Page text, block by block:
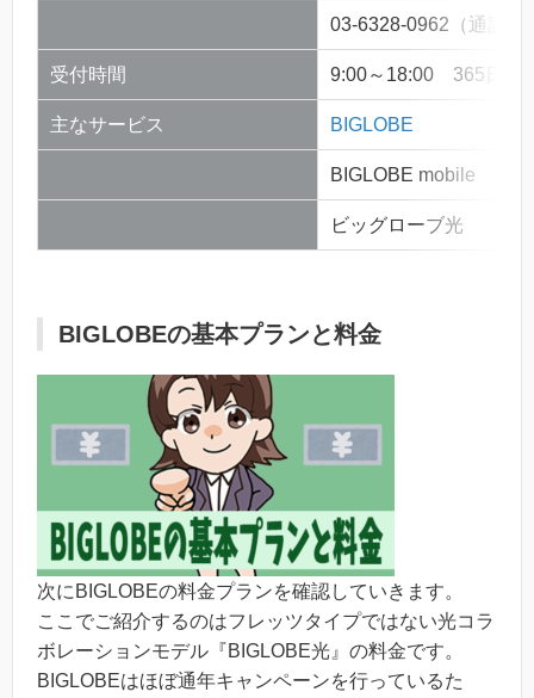
03-6328-0962（通話料
受付時間 9:00～18:00 365日受
主なサービス BIGLOBE
BIGLOBE mobile
ビッグローブ光
BIGLOBEの基本プランと料金
次にBIGLOBEの料金プランを確認していきます。
ここでご紹介するのはフレッツタイプではない光コラ
ボレーションモデル『BIGLOBE光』の料金です。
BIGLOBEはほぼ通年キャンペーンを行っているた